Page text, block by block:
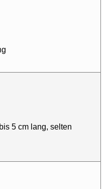
5 cm lang, selten